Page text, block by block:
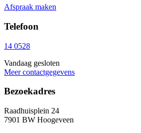
Afspraak maken
Telefoon
14 0528
Vandaag gesloten
Meer contactgegevens
Bezoekadres
Raadhuisplein 24
7901 BW Hoogeveen